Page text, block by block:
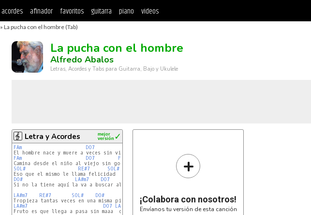
acordes afinador favoritos guitarra piano videos
» La pucha con el hombre (Tab)
La pucha con el hombre
Alfredo Abalos
Letras, Acordes y Tabs para Guitarra, Bajo y Ukulele
Letra y Acordes ✓
mejor
versión
FAm DO7
FAm
DO7
FAm
SOL#
RE#7
SOL#
DO#
LA#m7 DO7
Si no la tiene aquí la va a buscar allá
LA#m7
RE#7 SOL#
DO#
LA#m7
DO7 LA#m7
Fruto es que llega a pasa sin maaa  du  rar
+
¡Colabora con nosotros!
Envíanos tu versión de esta canción